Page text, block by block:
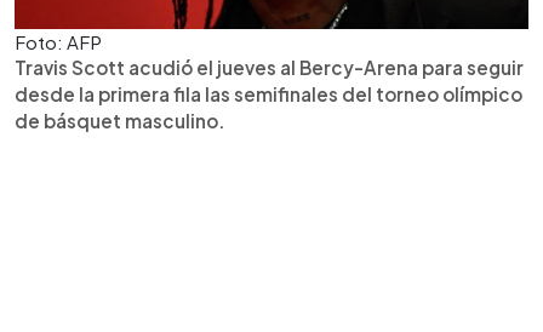
Foto: AFP
Travis Scott acudió el jueves al Bercy-Arena para seguir
desde la primera fila las semifinales del torneo olímpico
de básquet masculino.